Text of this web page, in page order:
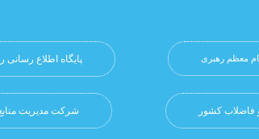
معظم رهبری پایگاه اطلاع
کشور شرکت مدیریت